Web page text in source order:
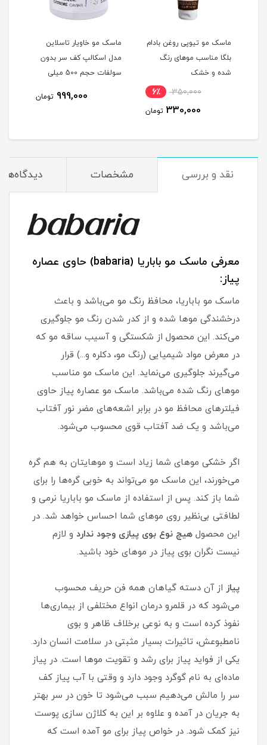
ماسک مو تیوپی روغن بادام
بلگا مناسب موهای رنگ
شده و خشک
350,000 6٪
330,000 تومان
ماسک مو خاویار تاسلاین
مدل اسکالپ کف سر بدون
سولفات حجم 500 میلی
999,000 تومان
نقد و بررسی مشخصات دیدگاه‌ها
معرفی ماسک مو باباریا (babaria) حاوی عصاره
پیاز:
ماسک مو باباریا، محافظ رنگ مو می‌باشد و باعث
درخشندگی موها شده و از کدر شدن رنگ مو جلوگیری
می‌کند. این محصول از شکستگی و آسیب ساقه مو که
در معرض مواد شیمیایی (رنگ مو، دکلره و...) قرار
می‌گیرند جلوگیری می‌نماید. این ماسک مو مناسب
موهای رنگ شده می‌باشد. ماسک مو عصاره پیاز حاوی
فیلترهای محافظ مو در برابر اشعه‌های مضر نور آفتاب
می‌باشد و یک ضد آفتاب قوی محسوب می‌شود.
اگر خشکی موهای شما زیاد است و موهایتان به هم گره
می‌خورند، این ماسک مو می‌تواند به خوبی گره‌ها را برای
شما باز کند. پس از استفاده از ماسک مو باباریا نرمی و
لطافتی بی‌نظیر روی موهای شما احساس خواهد شد. در
این محصول هیچ نوع بوی پیازی وجود ندارد و لازم
نیست نگران بوی پیاز در موهای خود باشید.
پیاز از آن دسته گیاهان همه فن حریف محسوب
می‌شود که در قلمرو درمان انواع مختلفی از بیماری‌ها
نفوذ کرده است و به نوعی برخلاف ظاهر و بوی
نامطبوعش، تاثیرات بسیار مثبتی در سلامت انسان دارد.
یکی از فواید پیاز برای رشد و تقویت موها است. در پیاز
ماده‌ای به نام گوگرد وجود دارد و وقتی با آب پیاز کف
سر را مالش می‌دهیم سبب می‌شود تا خون در سر بهتر
به جریان در آمده و علاوه بر این به کلاژن‌ سازی پوست
نیز کمک شود. در خواص پیاز برای مو آمده است که